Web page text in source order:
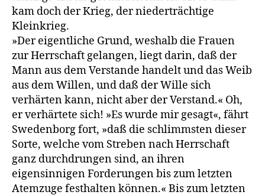
kam doch der Krieg, der niederträchtige
Kleinkrieg.
»Der eigentliche Grund, weshalb die Frauen
zur Herrschaft gelangen, liegt darin, daß der
Mann aus dem Verstande handelt und das Weib
aus dem Willen, und daß der Wille sich
verhärten kann, nicht aber der Verstand.« Oh,
er verhärtete sich! »Es wurde mir gesagt«, fährt
Swedenborg fort, »daß die schlimmsten dieser
Sorte, welche vom Streben nach Herrschaft
ganz durchdrungen sind, an ihren
eigensinnigen Forderungen bis zum letzten
Atemzuge festhalten können.« Bis zum letzten